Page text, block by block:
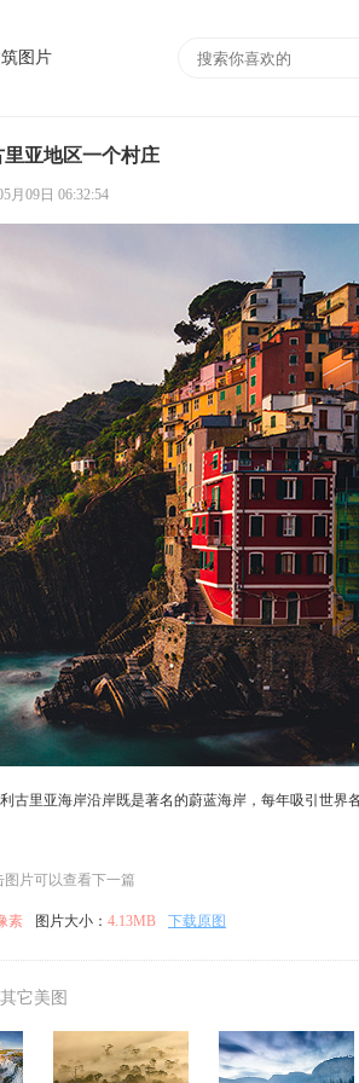
图片
亚地区一个村庄
月09日 06:32:54
古里亚海岸沿岸既是著名的蔚蓝海岸，每年吸引世界
图片可以查看下一篇
素 图片大小： 4.13MB 下载原图
其它美图